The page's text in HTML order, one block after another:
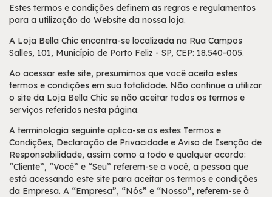
Estes termos e condições definem as regras e regulamentos
para a utilização do Website da nossa loja.
A Loja Bella Chic encontra-se localizada na Rua Campos
Salles, 101, Município de Porto Feliz - SP, CEP: 18.540-005.
Ao acessar este site, presumimos que você aceita estes
termos e condições em sua totalidade. Não continue a utilizar
o site da Loja Bella Chic se não aceitar todos os termos e
serviços referidos nesta página.
A terminologia seguinte aplica-se as estes Termos e
Condições, Declaração de Privacidade e Aviso de Isenção de
Responsabilidade, assim como a todo e qualquer acordo:
“Cliente”, “Você” e “Seu” referem-se a você, a pessoa que
está acessando este site para aceitar os termos e condições
da Empresa. A “Empresa”, “Nós” e “Nosso”, referem-se à